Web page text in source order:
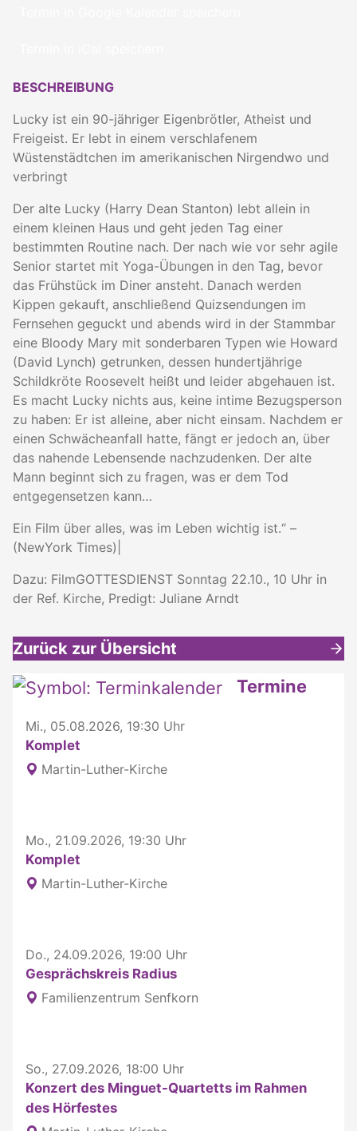
BESCHREIBUNG
Lucky ist ein 90-jähriger Eigenbrötler, Atheist und
Freigeist. Er lebt in einem verschlafenem
Wüstenstädtchen im amerikanischen Nirgendwo und
verbringt
Der alte Lucky (Harry Dean Stanton) lebt allein in
einem kleinen Haus und geht jeden Tag einer
bestimmten Routine nach. Der nach wie vor sehr agile
Senior startet mit Yoga-Übungen in den Tag, bevor
das Frühstück im Diner ansteht. Danach werden
Kippen gekauft, anschließend Quizsendungen im
Fernsehen geguckt und abends wird in der Stammbar
eine Bloody Mary mit sonderbaren Typen wie Howard
(David Lynch) getrunken, dessen hundertjährige
Schildkröte Roosevelt heißt und leider abgehauen ist.
Es macht Lucky nichts aus, keine intime Bezugsperson
zu haben: Er ist alleine, aber nicht einsam. Nachdem er
einen Schwächeanfall hatte, fängt er jedoch an, über
das nahende Lebensende nachzudenken. Der alte
Mann beginnt sich zu fragen, was er dem Tod
entgegensetzen kann…
Ein Film über alles, was im Leben wichtig ist.“ –
(NewYork Times)|
Dazu: FilmGOTTESDIENST Sonntag 22.10., 10 Uhr in
der Ref. Kirche, Predigt: Juliane Arndt
Zurück zur Übersicht
Weitere interessante Inhalte Termine
Mi., 05.08.2026, 19:30 Uhr
Komplet
Martin-Luther-Kirche
Mo., 21.09.2026, 19:30 Uhr
Komplet
Martin-Luther-Kirche
Do., 24.09.2026, 19:00 Uhr
Gesprächskreis Radius
Familienzentrum Senfkorn
So., 27.09.2026, 18:00 Uhr
Konzert des Minguet-Quartetts im Rahmen
des Hörfestes